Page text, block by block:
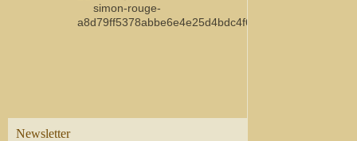
Newsletter